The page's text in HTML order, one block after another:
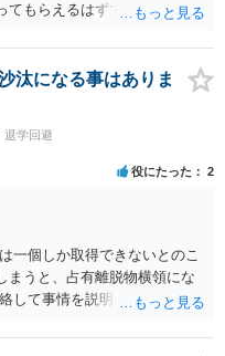
てもらえるはずです。
汰になる事はありま
退学回避
役にたった 2
一個しか取得できないとのこ
まうと、占有離脱物横領にな
して事情を説明して一個返還
不要との申し出があれば取得